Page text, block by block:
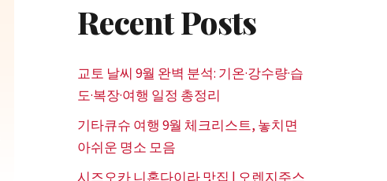
Recent Posts
교토 날씨 9월 완벽 분석: 기온·강수량·습
도·복장·여행 일정 총정리
기타큐슈 여행 9월 체크리스트, 놓치면
아쉬운 명소 모음